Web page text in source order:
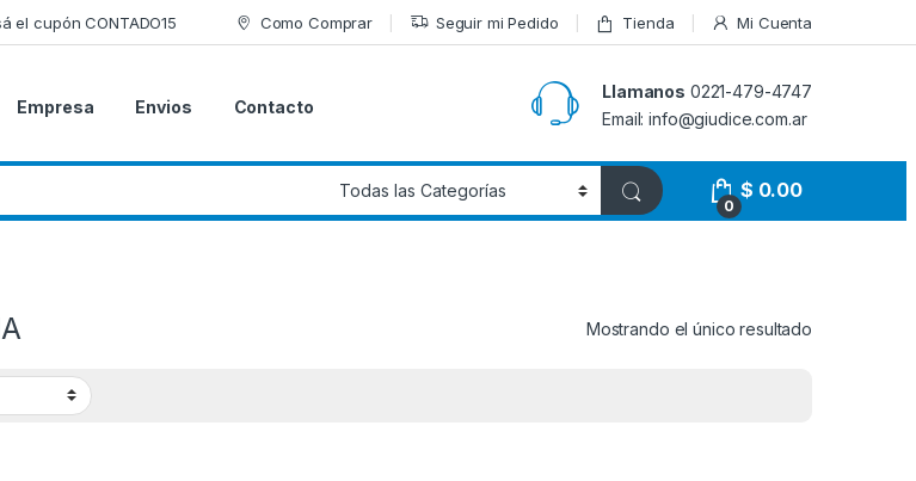
el cupón CONTADO15 Como Comprar Seguir mi Pedido Tienda Mi Cuenta
Empresa Envios Contacto
Llamanos 0221-479-4747
Email: info@giudice.com.ar
0
$ 0.00
Mostrando el único resultado